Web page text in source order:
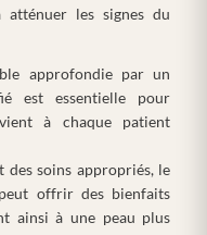
les signes du
approfondie par un
est essentielle pour
à chaque patient
des soins appropriés, le
offrir des bienfaits
ainsi à une peau plus